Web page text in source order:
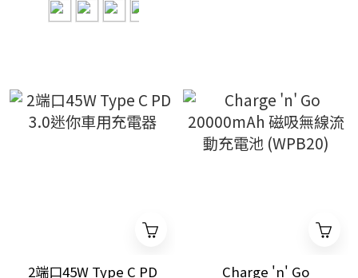
2端口45W Type C PD Charge 'n' Go